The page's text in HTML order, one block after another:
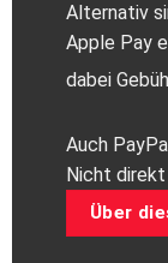
Alternativ
Apple Pay
dabei
Auch
Nicht direkt
Über